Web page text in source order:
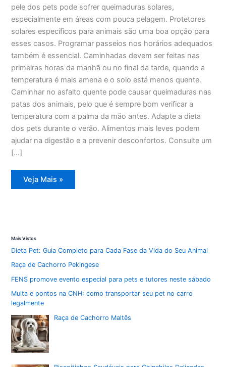
pele dos pets pode sofrer queimaduras solares,
especialmente em áreas com pouca pelagem. Protetores
solares específicos para animais são uma boa opção para
esses casos. Programar passeios nos horários adequados
também é essencial. Caminhadas devem ser feitas nas
primeiras horas da manhã ou no final da tarde, quando a
temperatura é mais amena e o solo está menos quente.
Caminhar no asfalto quente pode causar queimaduras nas
patas dos animais, pelo que é sempre bom verificar a
temperatura com a palma da mão antes. Adapte a dieta
dos pets durante o verão. Alimentos mais leves podem
ajudar na digestão e a prevenir desconfortos. Consulte um
[…]
Dicas
essenciais
verão
quente
Veja Mais »
Mais Vistos
Dieta Pet: Guia Completo para Cada Fase da Vida do Seu Animal
Raça de Cachorro Pekingese
FENS promove evento especial para pets e tutores neste sábado
Multa e pontos na CNH: como transportar seu pet no carro
legalmente
Raça de Cachorro Maltês